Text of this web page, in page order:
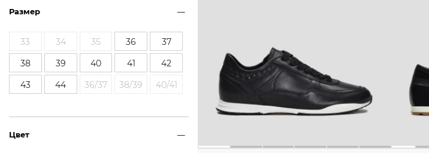
Размер
33 34 35 36
37
38
39 40 41
42
43
44 36/37 38/39 40/41
Цвет